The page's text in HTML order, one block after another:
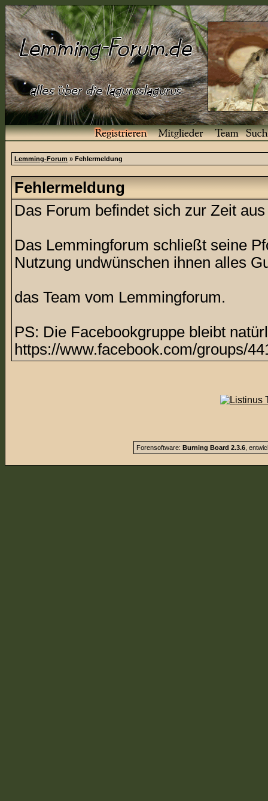
Lemming-Forum » Fehlermeldung
Fehlermeldung
Das Forum befindet sich zur Zeit
Das Lemmingforum schließt seine
Nutzung undwünschen ihnen alles
das Team vom Lemmingforum.
PS: Die Facebookgruppe bleibt
https://www.facebook.com/groups/
Forensoftware: Burning Board 2.3.6,